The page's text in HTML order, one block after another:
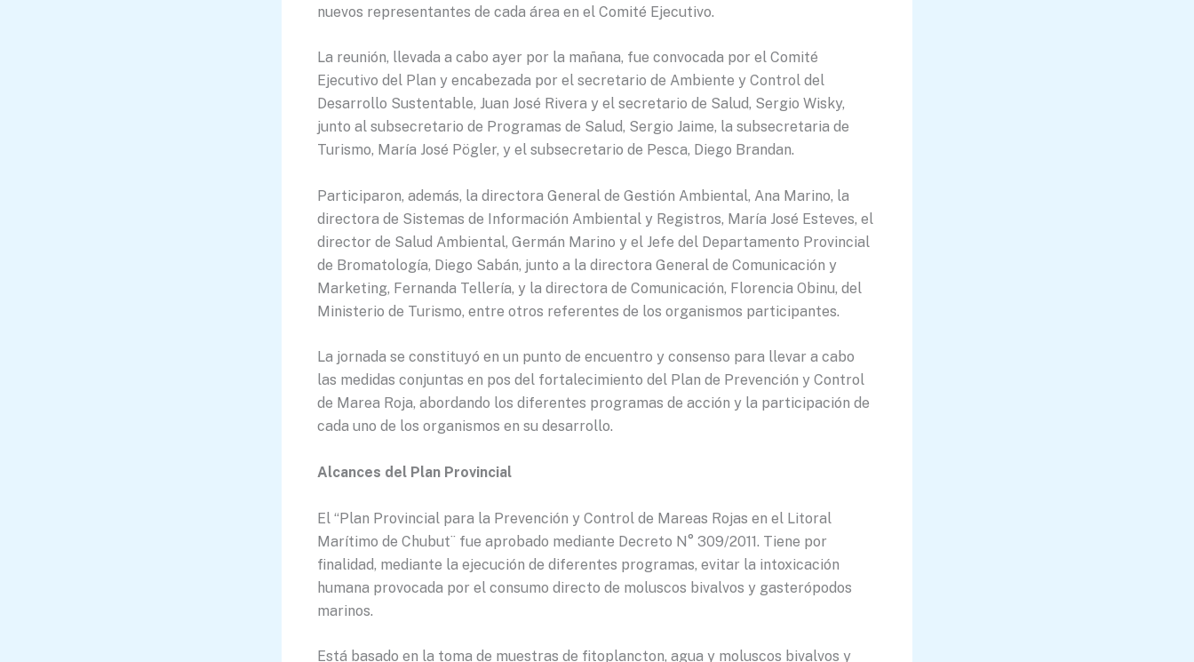
nuevos representantes de cada área en el Comité Ejecutivo.
La reunión, llevada a cabo ayer por la mañana, fue convocada por el Comité
Ejecutivo del Plan y encabezada por el secretario de Ambiente y Control del
Desarrollo Sustentable, Juan José Rivera y el secretario de Salud, Sergio Wisky,
junto al subsecretario de Programas de Salud, Sergio Jaime, la subsecretaria de
Turismo, María José Pögler, y el subsecretario de Pesca, Diego Brandan.
Participaron, además, la directora General de Gestión Ambiental, Ana Marino, la
directora de Sistemas de Información Ambiental y Registros, María José Esteves, el
director de Salud Ambiental, Germán Marino y el Jefe del Departamento Provincial
de Bromatología, Diego Sabán, junto a la directora General de Comunicación y
Marketing, Fernanda Tellería, y la directora de Comunicación, Florencia Obinu, del
Ministerio de Turismo, entre otros referentes de los organismos participantes.
La jornada se constituyó en un punto de encuentro y consenso para llevar a cabo
las medidas conjuntas en pos del fortalecimiento del Plan de Prevención y Control
de Marea Roja, abordando los diferentes programas de acción y la participación de
cada uno de los organismos en su desarrollo.
Alcances del Plan Provincial
El “Plan Provincial para la Prevención y Control de Mareas Rojas en el Litoral
Marítimo de Chubut¨ fue aprobado mediante Decreto N° 309/2011. Tiene por
finalidad, mediante la ejecución de diferentes programas, evitar la intoxicación
humana provocada por el consumo directo de moluscos bivalvos y gasterópodos
marinos.
Está basado en la toma de muestras de fitoplancton, agua y moluscos bivalvos y